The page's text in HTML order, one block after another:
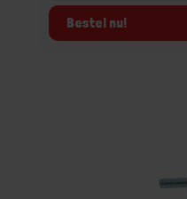
Bestel nu!